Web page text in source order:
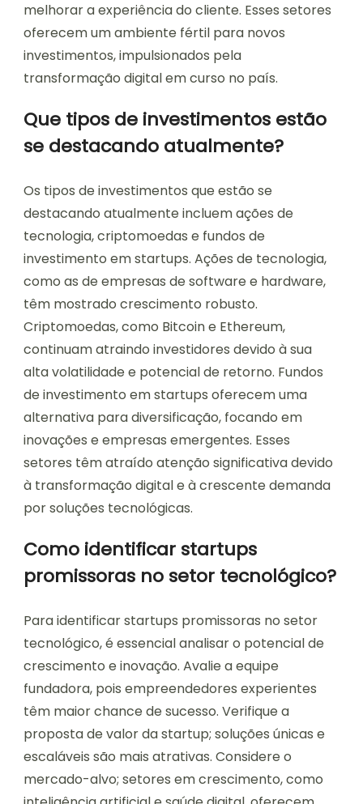
melhorar a experiência do cliente. Esses setores
oferecem um ambiente fértil para novos
investimentos, impulsionados pela
transformação digital em curso no país.
Que tipos de investimentos estão
se destacando atualmente?
Os tipos de investimentos que estão se
destacando atualmente incluem ações de
tecnologia, criptomoedas e fundos de
investimento em startups. Ações de tecnologia,
como as de empresas de software e hardware,
têm mostrado crescimento robusto.
Criptomoedas, como Bitcoin e Ethereum,
continuam atraindo investidores devido à sua
alta volatilidade e potencial de retorno. Fundos
de investimento em startups oferecem uma
alternativa para diversificação, focando em
inovações e empresas emergentes. Esses
setores têm atraído atenção significativa devido
à transformação digital e à crescente demanda
por soluções tecnológicas.
Como identificar startups
promissoras no setor tecnológico?
Para identificar startups promissoras no setor
tecnológico, é essencial analisar o potencial de
crescimento e inovação. Avalie a equipe
fundadora, pois empreendedores experientes
têm maior chance de sucesso. Verifique a
proposta de valor da startup; soluções únicas e
escaláveis são mais atrativas. Considere o
mercado-alvo; setores em crescimento, como